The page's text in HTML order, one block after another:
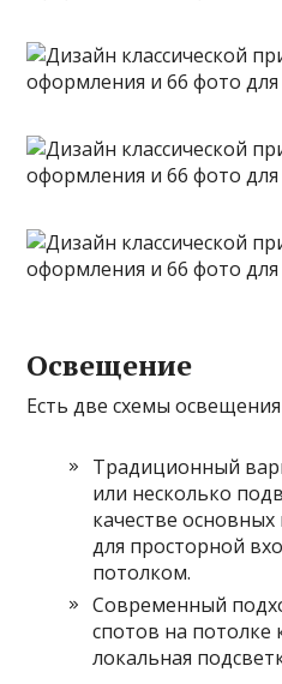
Освещение
Есть две схемы
Традиционный
или несколько
качестве
для просторной
потолком.
Современный
спотов на потолке
локальная